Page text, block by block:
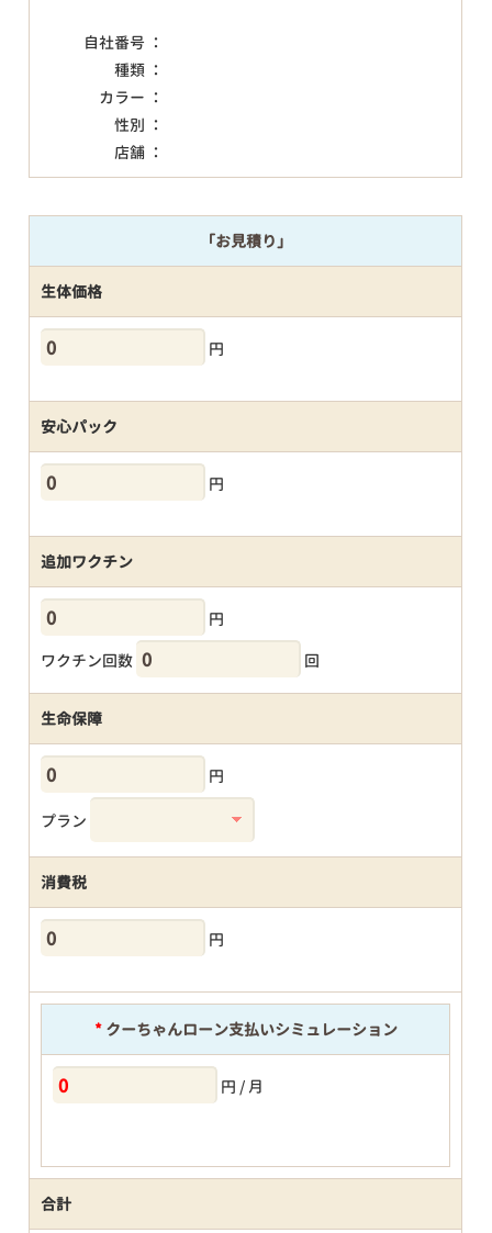
自社番号 ：
種類 ：
カラー ：
性別 ：
店舗 ：
「お見積り」
生体価格
円
安心パック
円
追加ワクチン
円
ワクチン回数
回
生命保障
円
プラン
消費税
円
*クーちゃんローン支払いシミュレーション
円 / 月
合計